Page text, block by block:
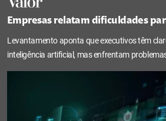
Empresas relatam dificuldades
Levantamento aponta que executivos têm
inteligência artificial, mas enfrentam